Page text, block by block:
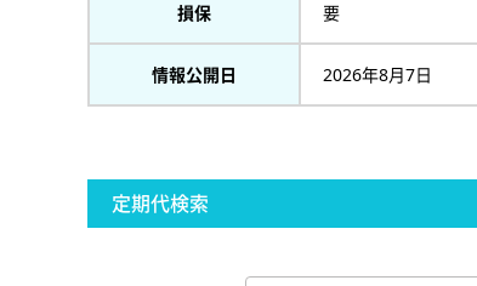
損保 要
情報公開日 2026年8月7日
定期代検索